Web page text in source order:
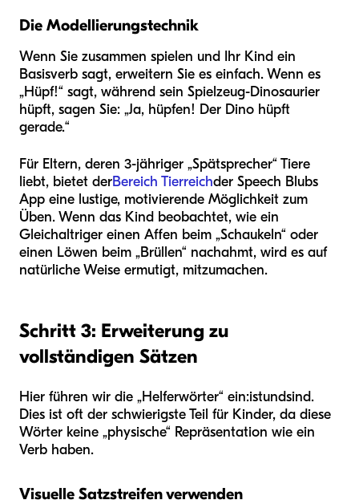
Die Modellierungstechnik
Wenn Sie zusammen spielen und Ihr Kind ein
Basisverb sagt, erweitern Sie es einfach. Wenn es
„Hüpf!“ sagt, während sein Spielzeug-Dinosaurier
hüpft, sagen Sie: „Ja, hüpfen! Der Dino hüpft
gerade.“
Für Eltern, deren 3-jähriger „Spätsprecher“ Tiere
liebt, bietet derBereich Tierreichder Speech Blubs
App eine lustige, motivierende Möglichkeit zum
Üben. Wenn das Kind beobachtet, wie ein
Gleichaltriger einen Affen beim „Schaukeln“ oder
einen Löwen beim „Brüllen“ nachahmt, wird es auf
natürliche Weise ermutigt, mitzumachen.
Schritt 3: Erweiterung zu
vollständigen Sätzen
Hier führen wir die „Helferwörter“ ein:istundsind.
Dies ist oft der schwierigste Teil für Kinder, da diese
Wörter keine „physische“ Repräsentation wie ein
Verb haben.
Visuelle Satzstreifen verwenden